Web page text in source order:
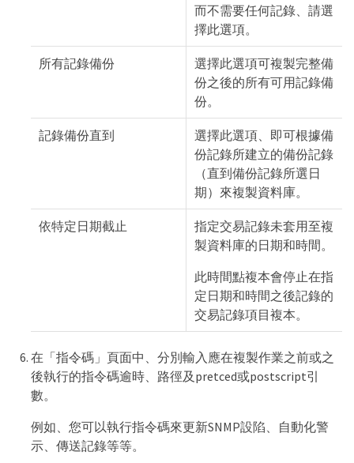
而不需要任何記錄、請選
擇此選項。
所有記錄備份
選擇此選項可複製完整備
份之後的所有可用記錄備
份。
記錄備份直到
選擇此選項、即可根據備
份記錄所建立的備份記錄
（直到備份記錄所選日
期）來複製資料庫。
依特定日期截止
指定交易記錄未套用至複
製資料庫的日期和時間。
此時間點複本會停止在指
定日期和時間之後記錄的
交易記錄項目複本。
在「指令碼」頁面中、分別輸入應在複製作業之前或之
後執行的指令碼逾時、路徑及pretced或postscript引
數。
例如、您可以執行指令碼來更新SNMP設陷、自動化警
示、傳送記錄等等。